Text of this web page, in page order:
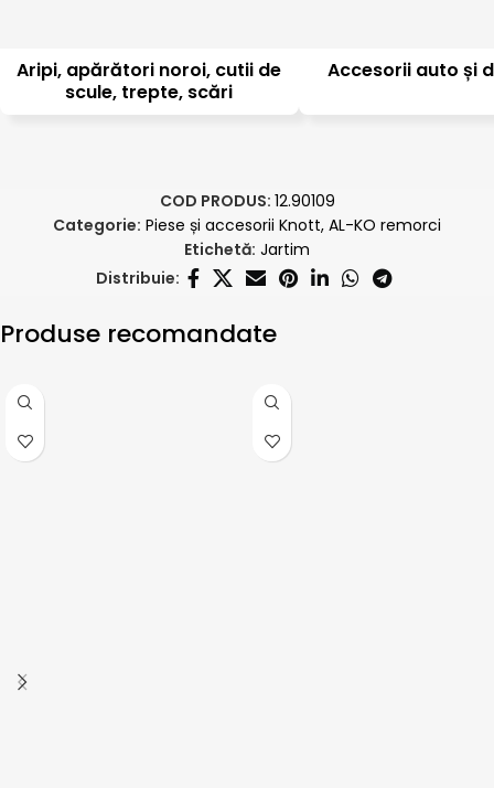
Aripi, apărători noroi, cutii de
scule, trepte, scări
Accesorii auto și
COD PRODUS: 12.90109
Categorie: Piese și accesorii Knott, AL-KO remorci
Etichetă: Jartim
Distribuie:
Produse recomandate